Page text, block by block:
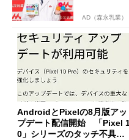
AD（森永乳業）
AndroidとPixelの8月版アッ
プデート配信開始 「Pixel
0」シリーズのタッチ不具合